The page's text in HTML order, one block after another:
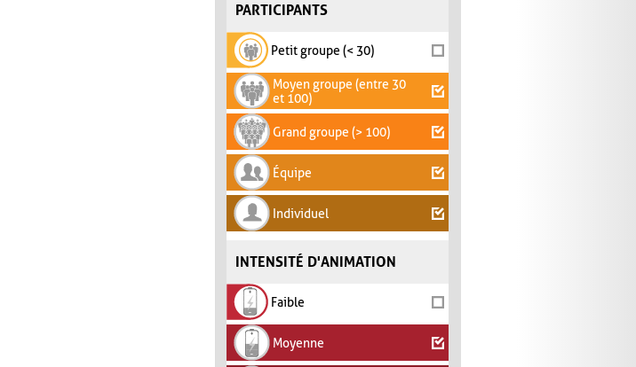
PARTICIPANTS
Petit groupe (< 30)
Moyen groupe (entre 30
et 100)
Grand groupe (> 100)
Équipe
Individuel
INTENSITÉ D'ANIMATION
Faible
Moyenne